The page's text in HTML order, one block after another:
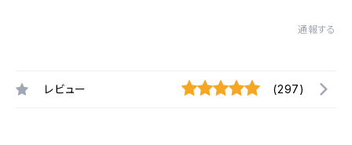
通報する
レビュー (297)